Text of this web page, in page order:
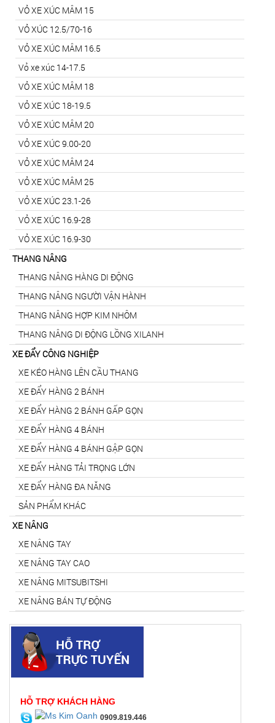
VỎ XE XÚC MÂM 15
VỎ XÚC 12.5/70-16
VỎ XE XÚC MÂM 16.5
Vỏ xe xúc 14-17.5
VỎ XE XÚC MÂM 18
VỎ XE XÚC 18-19.5
VỎ XE XÚC MÂM 20
VỎ XE XÚC 9.00-20
VỎ XE XÚC MÂM 24
VỎ XE XÚC MÂM 25
VỎ XE XÚC 23.1-26
VỎ XE XÚC 16.9-28
VỎ XE XÚC 16.9-30
THANG NÂNG
THANG NÂNG HÀNG DI ĐỘNG
THANG NÂNG NGƯỜI VẬN HÀNH
THANG NÂNG HỢP KIM NHÔM
THANG NÂNG DI ĐỘNG LỒNG XILANH
XE ĐẨY CÔNG NGHIỆP
XE KÉO HÀNG LÊN CẦU THANG
XE ĐẨY HÀNG 2 BÁNH
XE ĐẨY HÀNG 2 BÁNH GẤP GỌN
XE ĐẨY HÀNG 4 BÁNH
XE ĐẨY HÀNG 4 BÁNH GẬP GỌN
XE ĐẨY HÀNG TẢI TRỌNG LỚN
XE ĐẨY HÀNG ĐA NĂNG
SẢN PHẨM KHÁC
XE NÂNG
XE NÂNG TAY
XE NÂNG TAY CAO
XE NÂNG MITSUBITSHI
XE NÂNG BÁN TỰ ĐỘNG
HỖ TRỢ KHÁCH HÀNG
0909.819.446